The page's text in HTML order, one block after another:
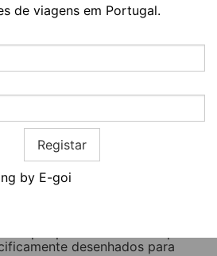
de viagens em Portugal.
Registar
by E-goi
dos espaços. As áreas
e relaxamento, os
assumem maior protagonismo.
mas na atmosfera
Se os casais continuam a
de amigos e viajantes a solo
de bem-estar. Em muitos casos,
espaços que permitam viver
internacional do mercado.
o número de unidades que
descontraído. No entanto, existe
apenas com base na idade. Por
por posicionamentos que
desenhados para